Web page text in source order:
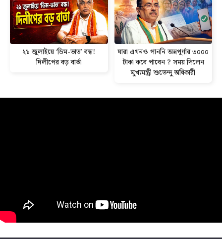
২১ জুলাইয়ে ‘ডিম-ভাত’ বন্ধ!
দিলীপের বড় বার্তা
যারা এখনও পাননি অন্নপূর্ণার ৩০০০
টাকা কবে পাবেন ? সময় দিলেন
মুখ্যমন্ত্রী শুভেন্দু অধিকারী